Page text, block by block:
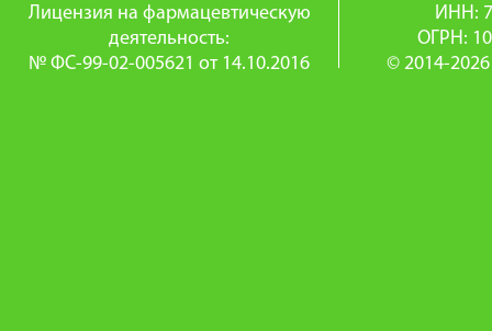
Лицензия на фармацевтическую
деятельность:
№ ФС-99-02-005621 от 14.10.2016
ИНН:
ОГРН:
© 2014-